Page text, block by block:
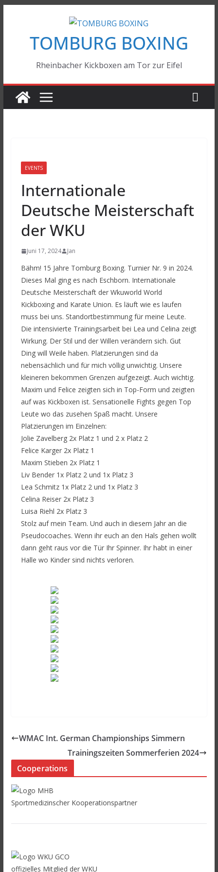
springenTOMBURG BOXING
Rheinbacher Kickboxen am Tor zur Eifel
EVENTS
Internationale
Deutsche Meisterschaft
der WKU
Juni 17, 2024 Jan
Bähm! 15 Jahre Tomburg Boxing. Turnier Nr. 9 in 2024.
Dieses Mal ging es nach Eschborn. Internationale
Deutsche Meisterschaft der Wkuworld World
Kickboxing and Karate Union. Es läuft wie es laufen
muss bei uns. Standortbestimmung für meine Leute.
Die intensivierte Trainingsarbeit bei Lea und Celina zeigt
Wirkung. Der Stil und der Willen verändern sich. Gut
Ding will Weile haben. Platzierungen sind da
nebensächlich und für mich völlig unwichtig. Unsere
kleineren bekommen Grenzen aufgezeigt. Auch wichtig.
Maxim und Felice zeigten sich in Top-Form und zeigten
auf was Kickboxen ist. Sensationelle Fights gegen Top
Leute wo das zusehen Spaß macht. Unsere
Platzierungen im Einzelnen:
Jolie Zavelberg 2x Platz 1 und 2 x Platz 2
Felice Karger 2x Platz 1
Maxim Stieben 2x Platz 1
Liv Bender 1x Platz 2 und 1x Platz 3
Lea Schmitz 1x Platz 2 und 1x Platz 3
Celina Reiser 2x Platz 3
Luisa Riehl 2x Platz 3
Stolz auf mein Team. Und auch in diesem Jahr an die
Pseudocoaches. Wenn ihr euch an den Hals gehen wollt
dann geht raus vor die Tür Ihr Spinner. Ihr habt in einer
Halle wo Kinder sind nichts verloren.
WMAC Int. German Championships Simmern
Trainingszeiten Sommerferien 2024
Cooperations
Sportmedizinscher Kooperationspartner
offizielles Mitglied der WKU